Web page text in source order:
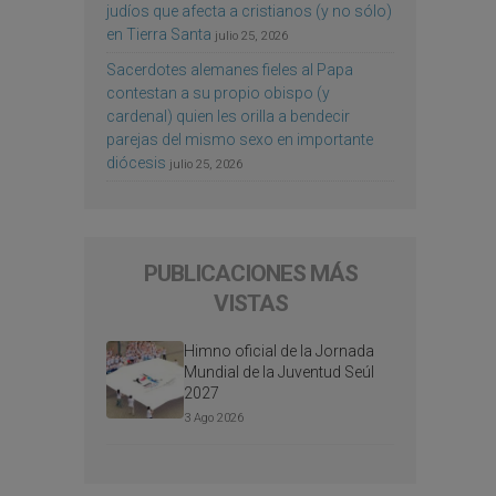
judíos que afecta a cristianos (y no sólo)
en Tierra Santa julio 25, 2026
Sacerdotes alemanes fieles al Papa
contestan a su propio obispo (y
cardenal) quien les orilla a bendecir
parejas del mismo sexo en importante
diócesis julio 25, 2026
PUBLICACIONES MÁS
VISTAS
Himno oficial de la Jornada
Mundial de la Juventud Seúl
2027
3 Ago 2026